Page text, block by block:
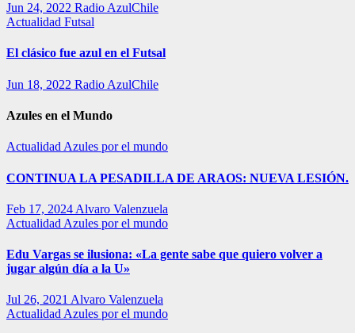
Jun 24, 2022 Radio AzulChile
Actualidad Futsal
El clásico fue azul en el Futsal
Jun 18, 2022 Radio AzulChile
Azules en el Mundo
Actualidad Azules por el mundo
CONTINUA LA PESADILLA DE ARAOS: NUEVA LESIÓN.
Feb 17, 2024 Alvaro Valenzuela
Actualidad Azules por el mundo
Edu Vargas se ilusiona: «La gente sabe que quiero volver a
jugar algún día a la U»
Jul 26, 2021 Alvaro Valenzuela
Actualidad Azules por el mundo